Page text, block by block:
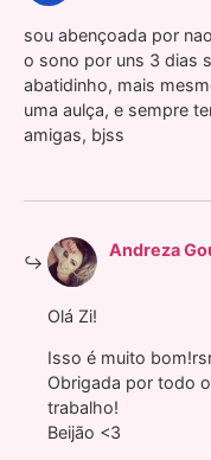
sou abençoada por
o sono por uns 3 dias
abatidinho, mais
uma aulça, e sempre
amigas, bjss
Andreza
Olá Zi!
Isso é muito
Obrigada por todo
trabalho!
Beijão <3